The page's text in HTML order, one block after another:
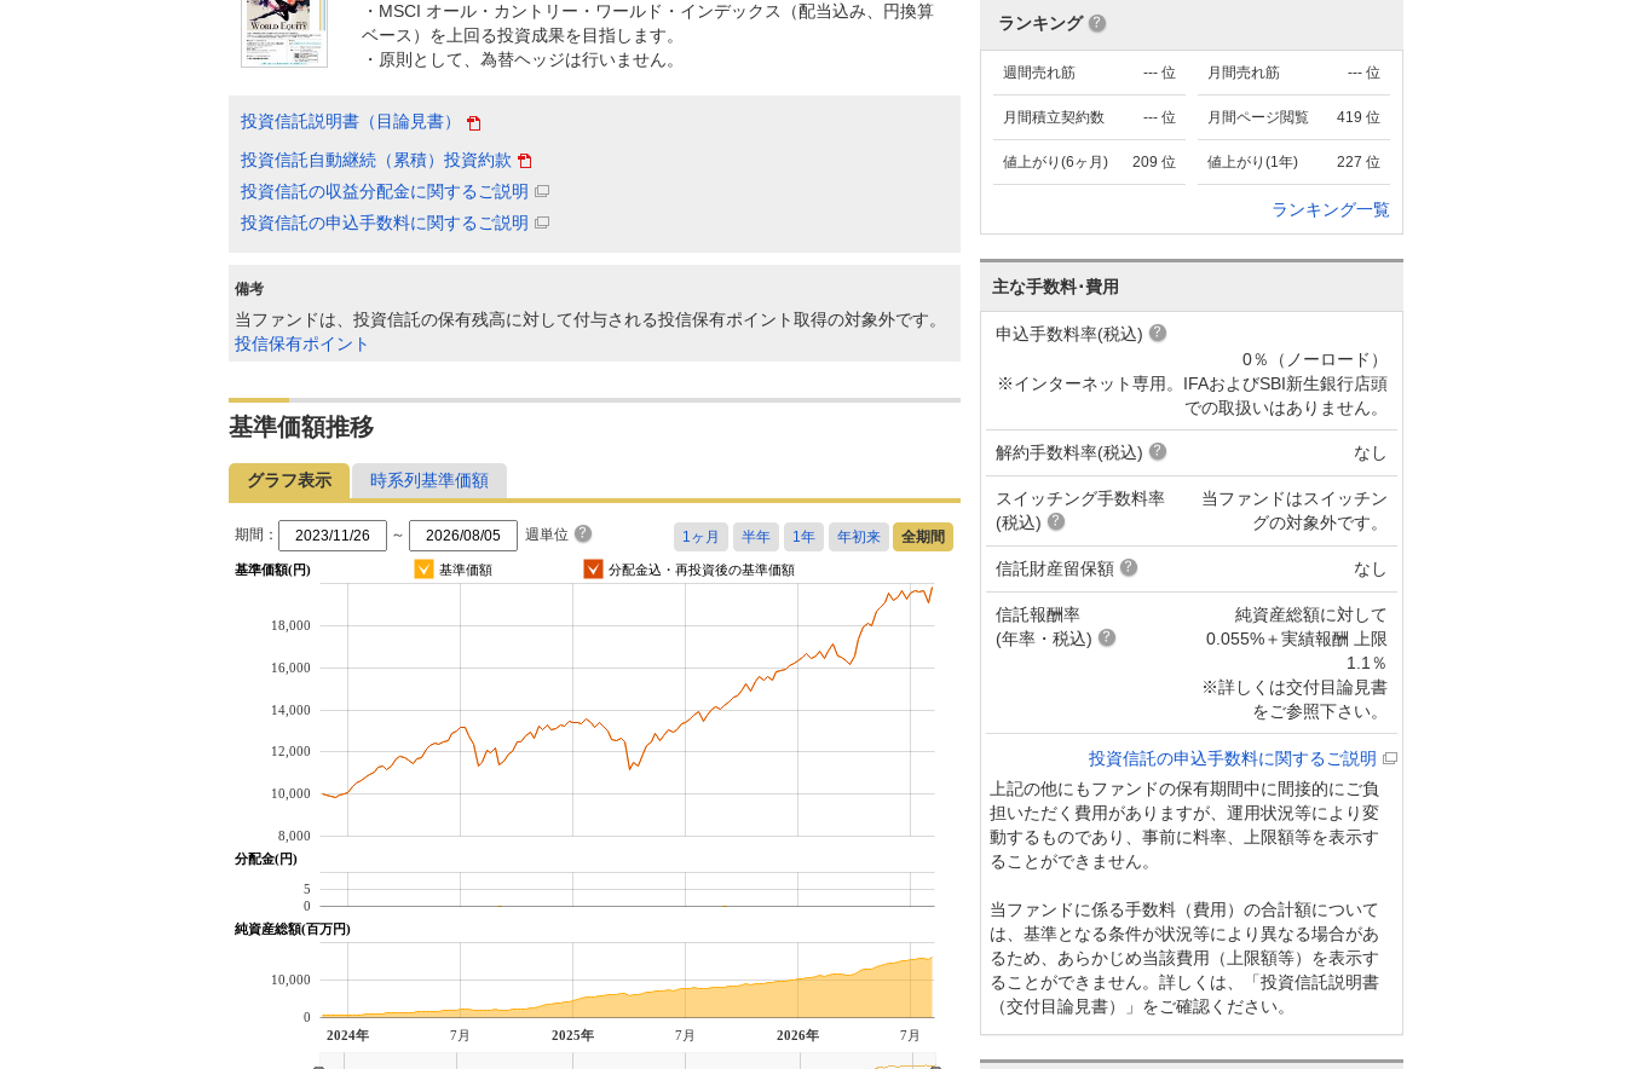
・MSCI オール・カントリー・ワールド・インデックス（配当込み、円換算
ベース）を上回る投資成果を目指します。
・原則として、為替ヘッジは行いません。
投資信託説明書（目論見書）
投資信託自動継続（累積）投資約款
投資信託の収益分配金に関するご説明
投資信託の申込手数料に関するご説明
備考
当ファンドは、投資信託の保有残高に対して付与される投信保有ポイント取得の対象外です。
投信保有ポイント
基準価額推移
グラフ表示 時系列基準価額
期間： ～ 週単位
基準価額(円) 基準価額 分配金込・再投資後の基準価額
8,000
10,000
12,000
14,000
16,000
18,000
分配金(円)
0
5
純資産総額(百万円)
2024年 7月 2025年 7月 2026年 7月
0
10,000
ランキング
--- 位
週間売れ筋 --- 位
月間売れ筋
--- 位
月間積立契約数 419 位
月間ページ閲覧
209 位
値上がり(6ヶ月) 227 位
値上がり(1年)
ランキング一覧
主な手数料･費用
申込手数料率(税込)
0％（ノーロード）
※インターネット専用。IFAおよびSBI新生銀行店頭
での取扱いはありません。
解約手数料率(税込) なし
スイッチング手数料率
(税込)
当ファンドはスイッチン
グの対象外です。
信託財産留保額 なし
信託報酬率
(年率・税込)
純資産総額に対して
0.055%＋実績報酬 上限
1.1％
※詳しくは交付目論見書
をご参照下さい。
投資信託の申込手数料に関するご説明
上記の他にもファンドの保有期間中に間接的にご負
担いただく費用がありますが、運用状況等により変
動するものであり、事前に料率、上限額等を表示す
ることができません。
当ファンドに係る手数料（費用）の合計額について
は、基準となる条件が状況等により異なる場合があ
るため、あらかじめ当該費用（上限額等）を表示す
ることができません。詳しくは、「投資信託説明書
（交付目論見書）」をご確認ください。